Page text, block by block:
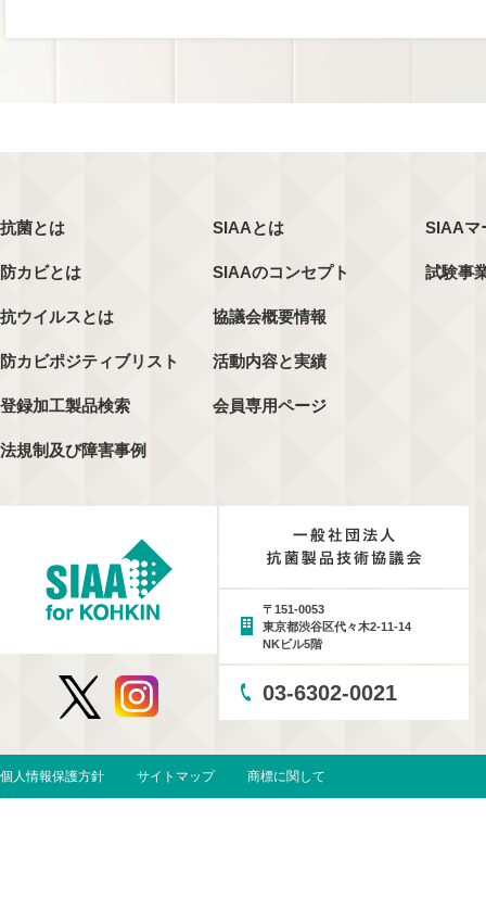
抗菌とは
防カビとは
抗ウイルスとは
防カビポジティブリスト
登録加工製品検索
法規制及び障害事例
SIAAとは
SIAAのコンセプト
協議会概要情報
活動内容と実績
会員専用ページ
SIAAマ
試験事
〒151-0053
東京都渋谷区代々木2-11-14
NKビル5階
03-6302-0021
個人情報保護方針 サイトマップ 商標に関して